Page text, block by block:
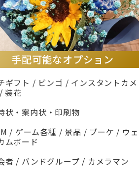
手配可能なオプション
ギフト / ビンゴ / インスタントカメ
装花
状・案内状・印刷物
/ ゲーム各種 / 景品 / ブーケ / ウェ
ムボード
者 / バンドグループ / カメラマン